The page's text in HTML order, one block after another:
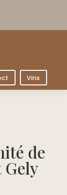
Vins
de